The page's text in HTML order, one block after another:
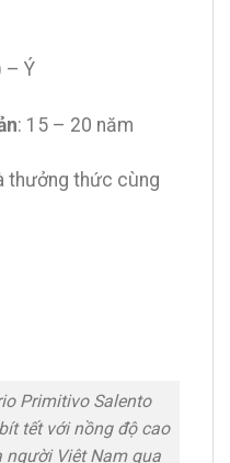
– Ý
: 15 – 20 năm
thưởng thức cùng
Primitivo Salento
tết với nồng độ cao
người Việt Nam qua